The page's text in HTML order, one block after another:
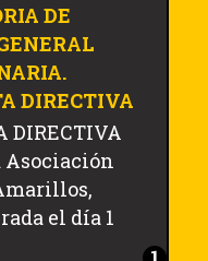
DE
DIRECTIVA
DIRECTIVA
Asociación
el día 1